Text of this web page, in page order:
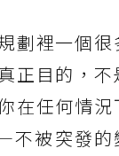
劃裡一個
正目的，
在任何情
被突發的